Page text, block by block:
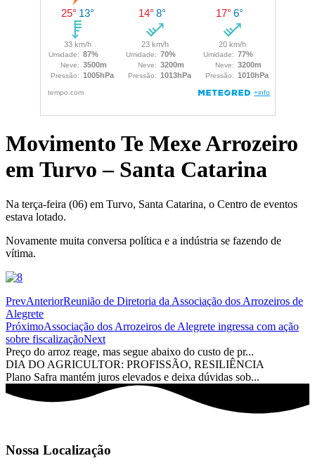
Movimento Te Mexe Arrozeiro
em Turvo – Santa Catarina
Na terça-feira (06) em Turvo, Santa Catarina, o Centro de eventos
estava lotado.
Novamente muita conversa política e a indústria se fazendo de
vítima.
PrevAnteriorReunião de Diretoria da Associação dos Arrozeiros de
Alegrete
PróximoAssociação dos Arrozeiros de Alegrete ingressa com ação
sobre fiscalizaçãoNext
Preço do arroz reage, mas segue abaixo do custo de pr...
DIA DO AGRICULTOR: PROFISSÃO, RESILIÊNCIA
Plano Safra mantém juros elevados e deixa dúvidas sob...
Nossa Localização